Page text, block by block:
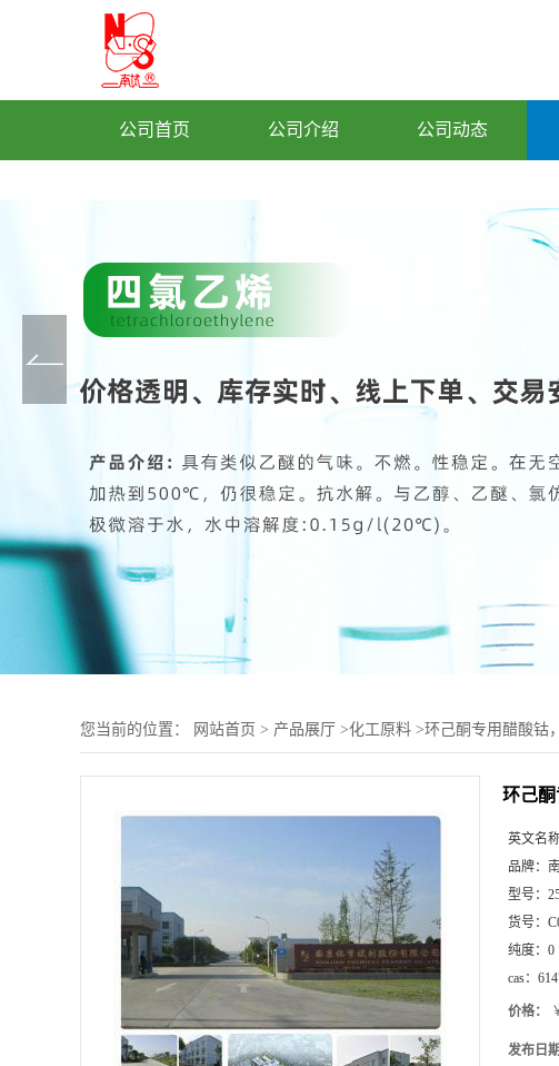
公司首页 公司介绍 公司动态
您当前的位置： 网站首页 > 产品展厅 >化工原料 >环己酮专用醋酸钴
环己
英文名称
品牌：
型号：
货号：
纯度： 0
cas：
价格：
发布日期